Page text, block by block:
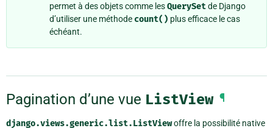
permet à des objets comme lesQuerySetde Django
d’utiliser une méthode count() plus efficace le cas
échéant.
Pagination d’une vue ListView ¶
django.views.generic.list.ListViewoffre la possibilité native